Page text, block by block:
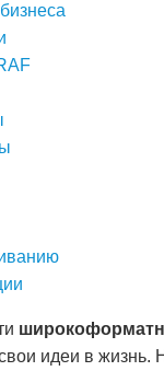
идеи в жизнь.